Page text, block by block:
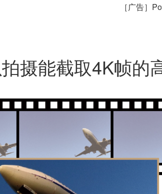
［广告］
摄能截取4K帧的